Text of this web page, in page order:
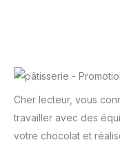
Cher lecteur, vous
travailler avec des
votre chocolat et